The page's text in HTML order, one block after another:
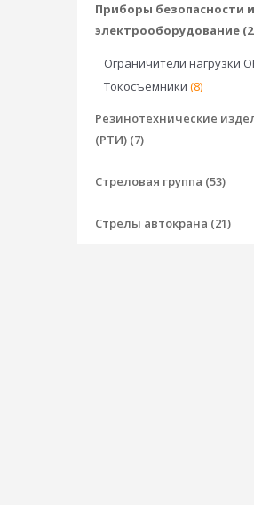
Приборы безопасности и
электрооборудование
Ограничители нагрузки
Токосъемники (8)
Резинотехнические
(РТИ) (7)
Стреловая группа (53)
Стрелы автокрана (21)